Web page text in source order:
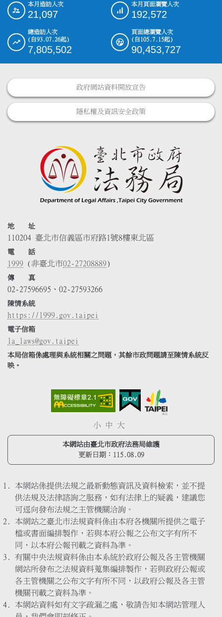
::: 本月造訪人次
21,097
本月頁面瀏覽人次
192,572
總造訪人次
(自93.07.26起)
7,805,502
頁面總瀏覽人次
(自105.7.15起)
90,453,727
政府網站資料開放宣告
隱私權及資訊安全政策
地 址
110204 臺北市信義區市府路1號8樓東北區
電 話
1999 (非臺北市02-27208889)
傳 真
02-27596695、02-27593266
陳情系統
https://1999.gov.taipei
電子信箱
la_laws@gov.taipei
本局信箱係處理與系統相關之問題，其餘市政問題請至陳情系統反
映。
小 中 大
本網站由臺北市政府法務局維護
更新日期： 115.08.09
本網站係提供法規之最新動態資訊及資料檢索，並不提
供法規及法律諮詢之服務，如有法律上的疑義，建議您
可逕向發布法規之主管機關洽詢。
本網站之臺北市法規資料係由本府各機關所提供之電子
檔或書面編排製作，若與本府公報之公布文字有所不
同，以本府公報刊載之資料為準。
有關中央法規資料係由本系統於政府公報及各主管機關
網站所發布之法規資料蒐集編排製作，若與政府公報或
各主管機關之公布文字有所不同，以政府公報及各主管
機關刊載之資料為準。
本網站資料如有文字疏漏之處，敬請告知本網站管理人